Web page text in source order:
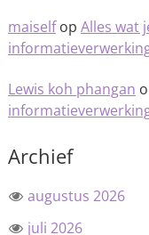
maiselfop Alles wat
Lewis koh phangan
Archief
augustus 2026
juli 2026